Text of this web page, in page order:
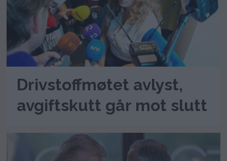
Drivstoffmøtet avlyst,
avgiftskutt går mot slutt